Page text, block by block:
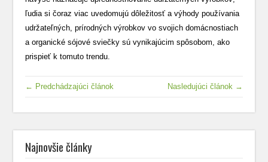
ľudia si čoraz viac uvedomujú dôležitosť a výhody používania
udržateľných, prírodných výrobkov vo svojich domácnostiach
a organické sójové sviečky sú vynikajúcim spôsobom, ako
prispieť k tomuto trendu.
← Predchádzajúci článok Nasledujúci článok →
Najnovšie články